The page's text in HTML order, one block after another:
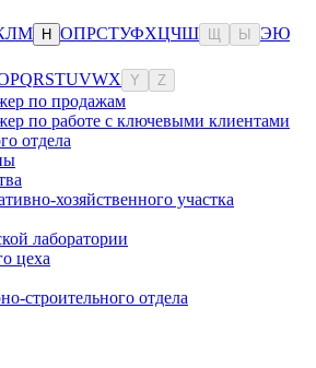
ЛМ Н ОПРСТУФХЦЧШ Ы ЭЮ
PQRSTUVWX Y Z
по продажам
по работе с ключевыми клиентами
отдела
хозяйственного участка
лаборатории
цеха
строительного отдела